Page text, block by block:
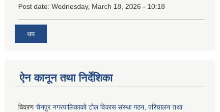
Post date: Wednesday, March 18, 2026 - 10:18
थप
ऐन कानून तथा निर्देशिका
विवरण चैनपुर नगरपालिकाको टोल विकास संस्था गठन, परिचालन तथा